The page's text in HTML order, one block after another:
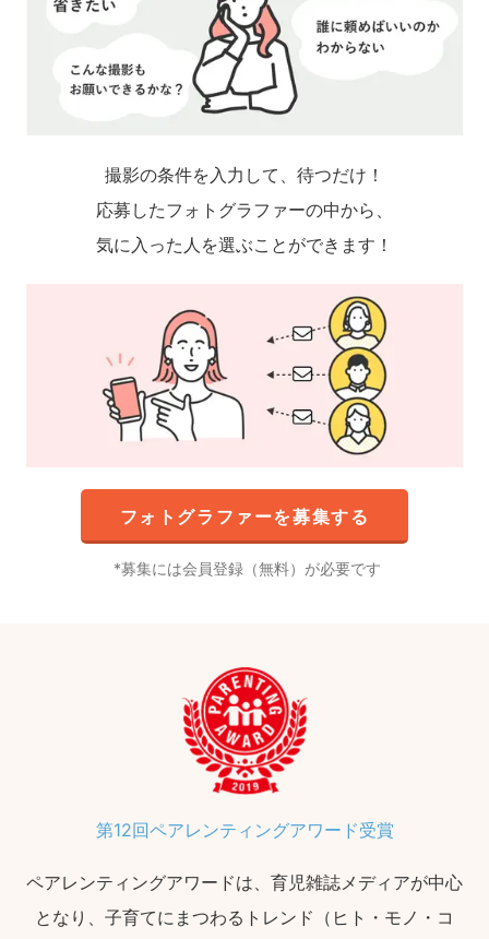
撮影の条件を入力して、待つだけ！
応募したフォトグラファーの中から、
気に入った人を選ぶことができます！
フォトグラファーを募集する
募集には会員登録（無料）が必要です
第12回ペアレンティングアワード受賞
ペアレンティングアワードは、育児雑誌メディアが中心
となり、子育てにまつわるトレンド（ヒト・モノ・コ